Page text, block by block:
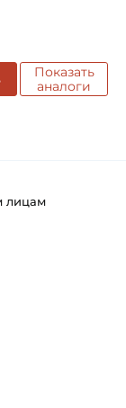
Показать
аналоги
лицам